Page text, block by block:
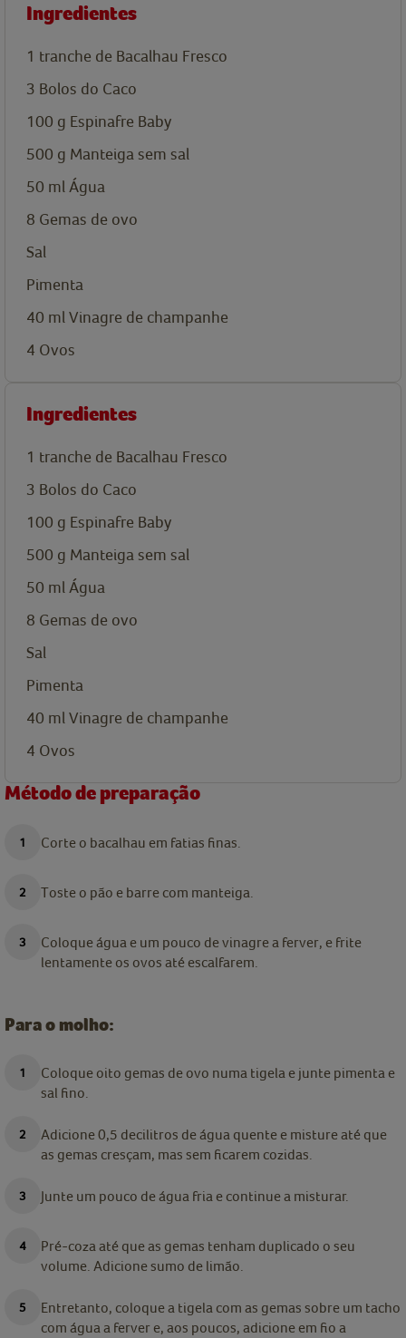
Ingredientes
1 tranche de Bacalhau Fresco
3 Bolos do Caco
100 g Espinafre Baby
500 g Manteiga sem sal
50 mlÁgua
8 Gemas de ovo
Sal
Pimenta
40 mlVinagre de champanhe
4 Ovos
Ingredientes
1 tranche de Bacalhau Fresco
3 Bolos do Caco
100 g Espinafre Baby
500 g Manteiga sem sal
50 mlÁgua
8 Gemas de ovo
Sal
Pimenta
40 mlVinagre de champanhe
4 Ovos
Método de preparação
Corte o bacalhau em fatias finas.
Toste o pão e barre com manteiga.
Coloque água e um pouco de vinagre a ferver, e frite
lentamente os ovos até escalfarem.
Para o molho:
Coloque oito gemas de ovo numa tigela e junte pimenta e
sal fino.
Adicione 0,5 decilitros de água quente e misture até que
as gemas cresçam, mas sem ficarem cozidas.
Junte um pouco de água fria e continue a misturar.
Pré-coza até que as gemas tenham duplicado o seu
volume. Adicione sumo de limão.
Entretanto, coloque a tigela com as gemas sobre um tacho
com água a ferver e, aos poucos, adicione em fio a